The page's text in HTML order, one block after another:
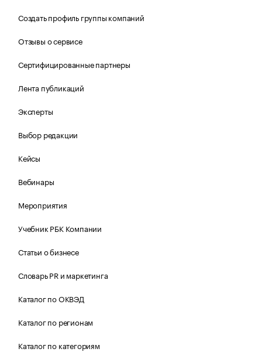
Создать профиль группы компаний
Отзывы о сервисе
Сертифицированные партнеры
Лента публикаций
Эксперты
Выбор редакции
Кейсы
Вебинары
Мероприятия
Учебник РБК Компании
Статьи о бизнесе
Словарь PR и маркетинга
Каталог по ОКВЭД
Каталог по регионам
Каталог по категориям